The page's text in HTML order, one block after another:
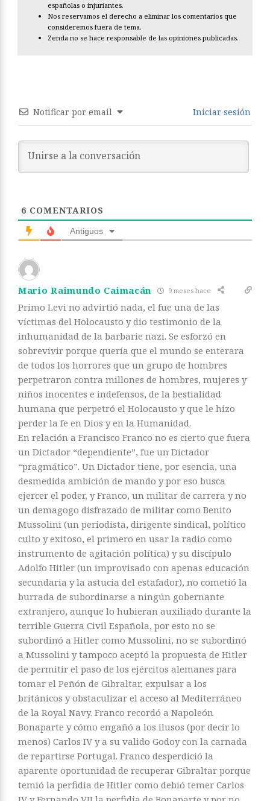
españolas o injuriantes.
Nos reservamos el derecho a eliminar los comentarios que
consideremos fuera de tema.
Zenda no se hace responsable de las opiniones publicadas.
Notificar por email Iniciar sesión
6 COMENTARIOS
Antiguos
Mario Raimundo Caimacán 9 meses hace
Primo Levi no advirtió nada, el fue una de las
víctimas del Holocausto y dio testimonio de la
inhumanidad de la barbarie nazi. Se esforzó en
sobrevivir porque quería que el mundo se enterara
de todos los horrores que un grupo de hombres
perpetraron contra millones de hombres, mujeres y
niños inocentes e indefensos, de la bestialidad
humana que perpetró el Holocausto y que le hizo
perder la fe en Dios y en la Humanidad.
En relación a Francisco Franco no es cierto que fuera
un Dictador “dependiente”, fue un Dictador
“pragmático”. Un Dictador tiene, por esencia, una
desmedida ambición de mando y por eso busca
ejercer el poder, y Franco, un militar de carrera y no
un demagogo disfrazado de militar como Benito
Mussolini (un periodista, dirigente sindical, político
culto y exitoso, el primero en usar la radio como
instrumento de agitación política) y su discípulo
Adolfo Hitler (un improvisado con apenas educación
secundaria y la astucia del estafador), no cometió la
burrada de subordinarse a ningún gobernante
extranjero, aunque lo hubieran auxiliado durante la
terrible Guerra Civil Española, por esto no se
subordinó a Hitler como Mussolini, no se subordinó
a Mussolini y tampoco aceptó la propuesta de Hitler
de permitir el paso de los ejércitos alemanes para
tomar el Peñón de Gibraltar, expulsar a los
británicos y obstaculizar el acceso al Mediterráneo
de la Royal Navy. Franco recordó a Napoleón
Bonaparte y cómo engañó a los ilusos (por decir lo
menos) Carlos IV y a su valido Godoy con la carnada
de repartirse Portugal. Franco desperdició la
aparente oportunidad de recuperar Gibraltar porque
temió la perfidia de Hitler como debió temer Carlos